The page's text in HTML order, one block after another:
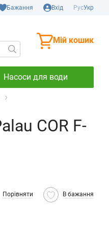
Бажання Вхід РусУкр
Мій кошик
Насоси для води
COR F-
Порівняти В бажання